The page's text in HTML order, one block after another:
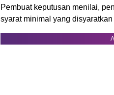
Pembuat keputusan menilai,
syarat minimal yang